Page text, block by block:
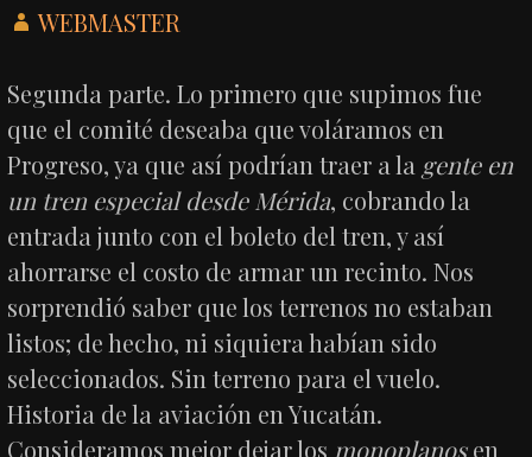
WEBMASTER
Segunda parte. Lo primero que supimos fue
que el comité deseaba que voláramos en
Progreso, ya que así podrían traer a la gente en
un tren especial desde Mérida, cobrando la
entrada junto con el boleto del tren, y así
ahorrarse el costo de armar un recinto. Nos
sorprendió saber que los terrenos no estaban
listos; de hecho, ni siquiera habían sido
seleccionados. Sin terreno para el vuelo.
Historia de la aviación en Yucatán.
Consideramos mejor dejar los monoplanosen